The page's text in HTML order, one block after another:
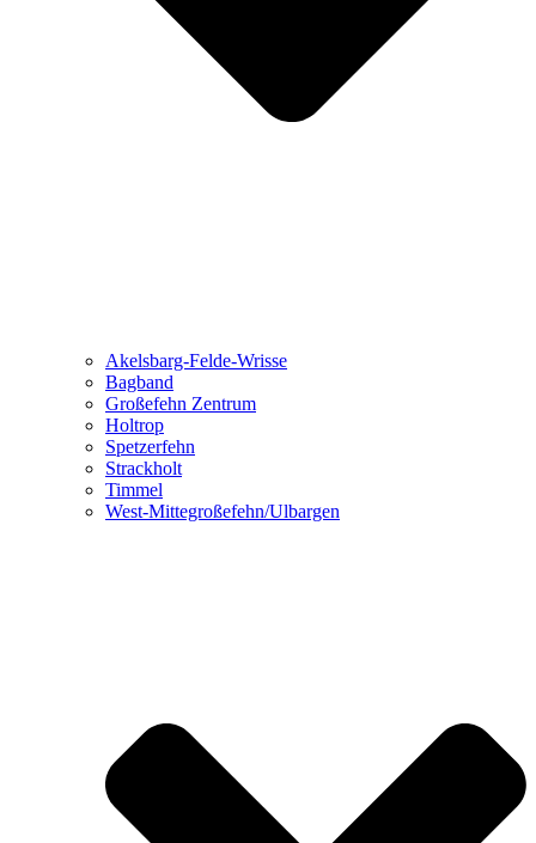
Akelsbarg-Felde-Wrisse
Bagband
Großefehn Zentrum
Holtrop
Spetzerfehn
Strackholt
Timmel
West-Mittegroßefehn/Ulbargen